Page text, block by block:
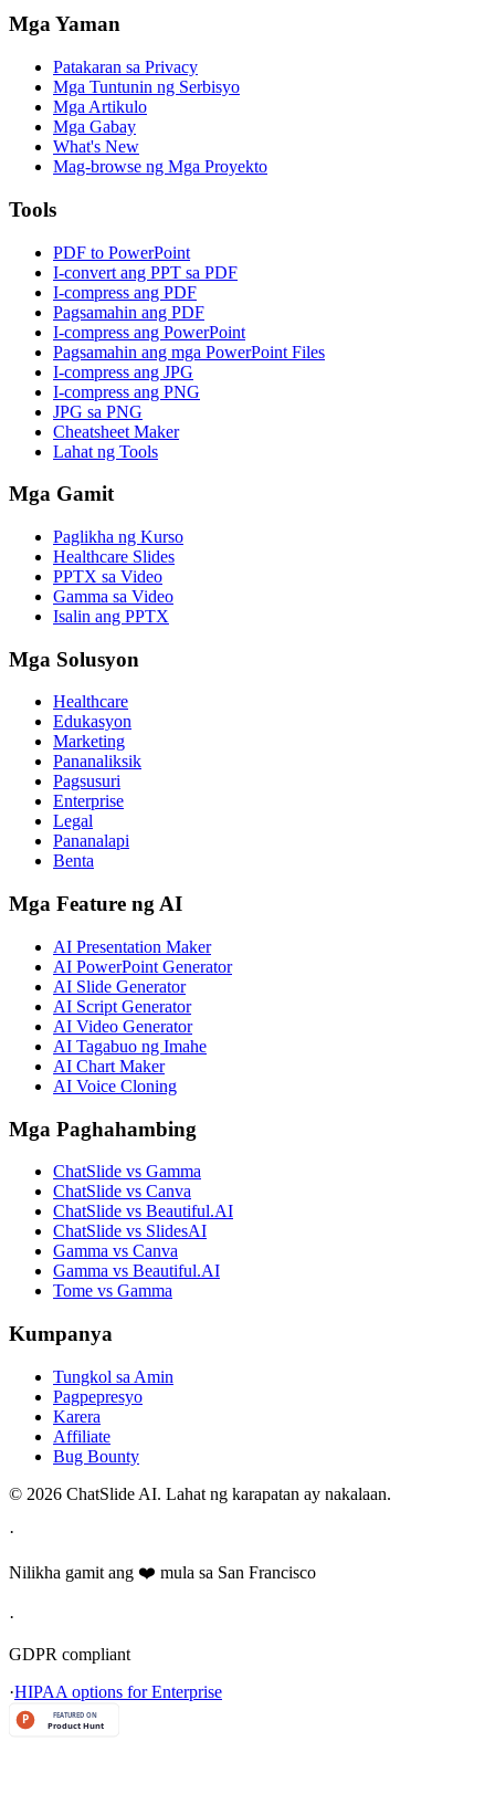
Mga Yaman
Patakaran sa Privacy
Mga Tuntunin ng Serbisyo
Mga Artikulo
Mga Gabay
What's New
Mag-browse ng Mga Proyekto
Tools
PDF to PowerPoint
I-convert ang PPT sa PDF
I-compress ang PDF
Pagsamahin ang PDF
I-compress ang PowerPoint
Pagsamahin ang mga PowerPoint Files
I-compress ang JPG
I-compress ang PNG
JPG sa PNG
Cheatsheet Maker
Lahat ng Tools
Mga Gamit
Paglikha ng Kurso
Healthcare Slides
PPTX sa Video
Gamma sa Video
Isalin ang PPTX
Mga Solusyon
Healthcare
Edukasyon
Marketing
Pananaliksik
Pagsusuri
Enterprise
Legal
Pananalapi
Benta
Mga Feature ng AI
AI Presentation Maker
AI PowerPoint Generator
AI Slide Generator
AI Script Generator
AI Video Generator
AI Tagabuo ng Imahe
AI Chart Maker
AI Voice Cloning
Mga Paghahambing
ChatSlide vs Gamma
ChatSlide vs Canva
ChatSlide vs Beautiful.AI
ChatSlide vs SlidesAI
Gamma vs Canva
Gamma vs Beautiful.AI
Tome vs Gamma
Kumpanya
Tungkol sa Amin
Pagpepresyo
Karera
Affiliate
Bug Bounty
© 2026 ChatSlide AI. Lahat ng karapatan ay nakalaan.
·
Nilikha gamit ang ❤️ mula sa San Francisco
·
GDPR compliant
·HIPAA options for Enterprise